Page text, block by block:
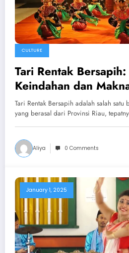
CULTURE
Tari Rentak
Keindahan dan
Tradisional Riau
Tari Rentak Bersapih adalah salah satu
yang berasal dari Provinsi Riau,
Aliya 0 Comments
January 1, 2025